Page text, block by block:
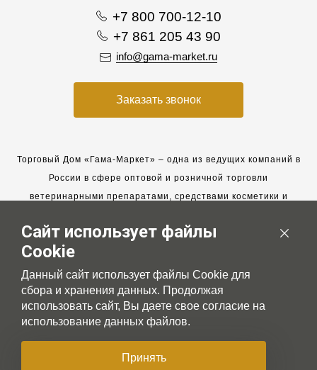
+7 800 700-12-10
+7 861 205 43 90
info@gama-market.ru
Заказать звонок
Торговый Дом «Гама-Маркет» – одна из ведущих компаний в
России в сфере оптовой и розничной торговли
ветеринарными препаратами, средствами косметики и
Мы работаем с 2005 года. Мы приглашаем к сотрудничеству
новых клиентов и всегда рассчитываем на взаимовыгодные,
долгосрочные партнерские отношения.
Сайт использует файлы
Cookie
Данный сайт использует файлы Cookie для
сбора и хранения данных. Продолжая
использовать сайт, Вы даете свое согласие на
использование данных файлов.
Принять